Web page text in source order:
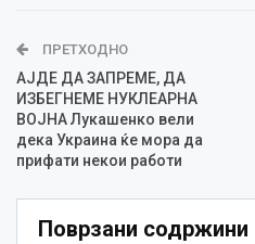
ПРЕТХОДНО
АЈДЕ ДА ЗАПРЕМЕ, ДА
ИЗБЕГНЕМЕ НУКЛЕАРНА
ВОЈНА Лукашенко вели
дека Украина ќе мора да
прифати некои работи
Поврзани содржини